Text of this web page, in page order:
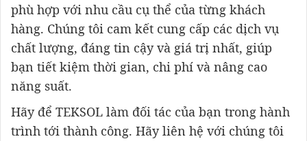
phù hợp với nhu cầu cụ thể của từng khách
hàng. Chúng tôi cam kết cung cấp các dịch vụ
chất lượng, đáng tin cậy và giá trị nhất, giúp
bạn tiết kiệm thời gian, chi phí và nâng cao
năng suất.
Hãy để TEKSOL làm đối tác của bạn trong hành
trình tới thành công. Hãy liên hệ với chúng tôi